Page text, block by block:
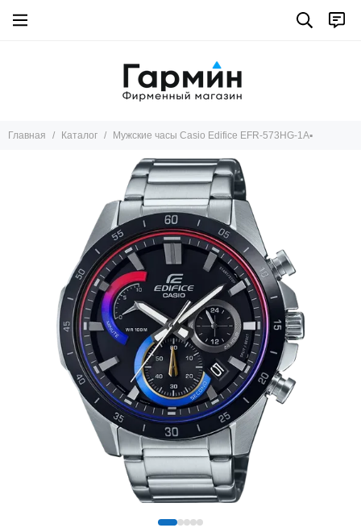
Главная Каталог Мужские часы Casio Edifice EFR-573HG-1A▪